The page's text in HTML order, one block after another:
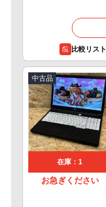
比較リス
中古品
在庫：1
お急ぎください